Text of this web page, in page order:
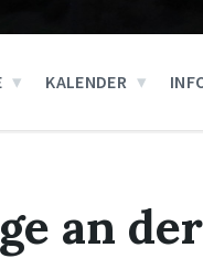
KALENDER
an